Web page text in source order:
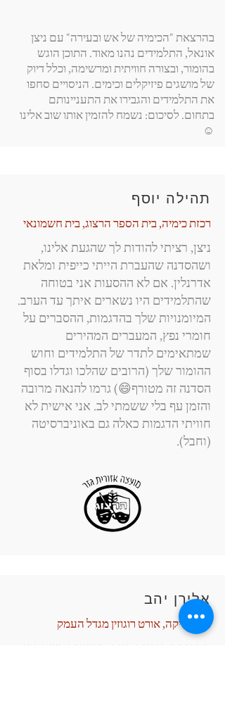
בהרצאת "הכימיה של אש ובעירה" עם ניצן
אונאל, התלמידים נהנו מאוד. התוכן הוגש
בהומור, ובצורה חוויתית ומרשימה, וכלל דיוק
של מושגים פיזיקלים וכימים. הניסויים סחפו
את התלמידים והגבירו את התעניינותם
בתחום. לסיכום: נשמח להזמין אותו שוב אלינו
☺️
תהילה יוסף
רכזת כימיה, בית הספר הרצוג, בית חשמונאי
ניצן, רציתי להודות לך שהגעת אלינו,
ושהסדנה שהעברת הייתי כייפית ומלאת
אדרנלין. אם לא ההסעות אני בטוחה
שהתלמידים היו נשארים איתך עד הערב.
המיומנויות שלך בהדגמות, ההסברים על
חומרי נפץ, המעברים המהירים
שמתאימים לתדר של התלמידים וחוש
ההומור שלך (הרובים שהלכו וגדלו בסוף
הסדנה זה מטורף😄) גרמו להנאה מרובה
והזמן עף בלי ששמתי לב. אני אישית לא
חוויתי הדגמות כאלה גם באוניברסיטה
(וחבל).
אלירן יהב
רכז פיזיקה, אורט רוגוזין מגדל העמק
במסגרת תוכנית הזנק מצויינות השתתפו